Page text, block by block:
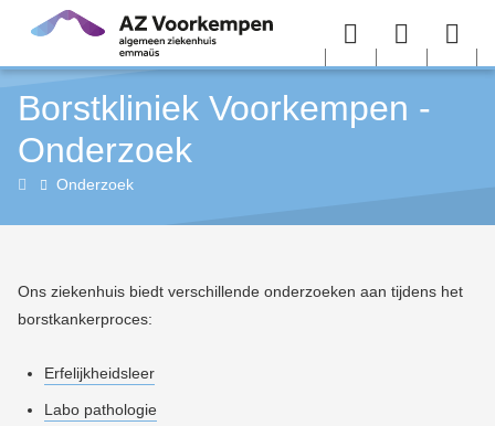
Overslaan en naar de inhoud gaan
Menu User
menu
Borstkliniek Voorkempen -
Onderzoek
Borstkliniek
Onderzoek
Ons ziekenhuis biedt verschillende onderzoeken aan tijdens het
borstkankerproces:
Erfelijkheidsleer
Labo pathologie